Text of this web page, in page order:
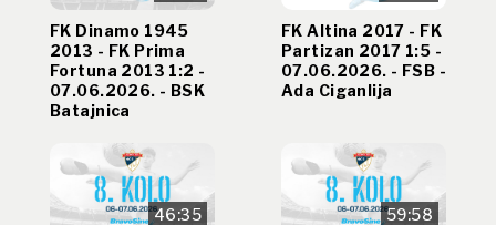
FK Dinamo 1945
2013 - FK Prima
Fortuna 2013 1:2 -
07.06.2026. - BSK
Batajnica
FK Altina 2017 - FK
Partizan 2017 1:5 -
07.06.2026. - FSB -
Ada Ciganlija
46:35 59:58